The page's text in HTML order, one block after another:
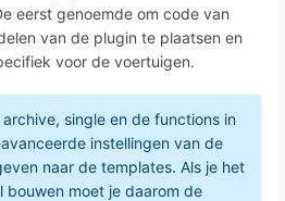
eerst genoemde om code van
van de plugin te plaatsen en
voor de voertuigen.
single en de functions in
instellingen van de
naar de templates. Als je het
bouwen moet je daarom de